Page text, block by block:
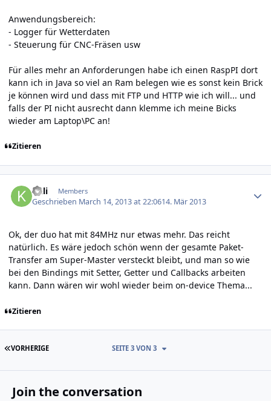
Anwendungsbereich:
- Logger für Wetterdaten
- Steuerung für CNC-Fräsen usw
Für alles mehr an Anforderungen habe ich einen RaspPI dort
kann ich in Java so viel an Ram belegen wie es sonst kein Brick
je können wird und dass mit FTP und HTTP wie ich will... und
falls der PI nicht ausrecht dann klemme ich meine Bicks
wieder am Laptop\PC an!
Zitieren
kuli Members
Geschrieben March 14, 2013 at 22:0614. Mär 2013
Ok, der duo hat mit 84MHz nur etwas mehr. Das reicht
natürlich. Es wäre jedoch schön wenn der gesamte Paket-
Transfer am Super-Master versteckt bleibt, und man so wie
bei den Bindings mit Setter, Getter und Callbacks arbeiten
kann. Dann wären wir wohl wieder beim on-device Thema...
Zitieren
ERSTE SEITE
VORHERIGE SEITE 3 VON 3
Join the conversation